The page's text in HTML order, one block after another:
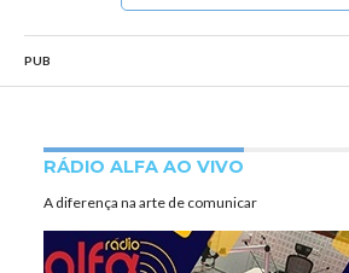
PUB
RÁDIO ALFA AO VIVO
A diferença na arte de comunicar